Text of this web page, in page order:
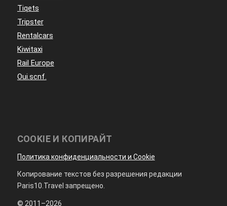
Tiqets
Tripster
Rentalcars
Kiwitaxi
Rail Europe
Oui.scnf.
COOKIE И КОПИРАЙТ
Политика конфиденциальности и Cookie
Копирование текстов без разрешения редакции
Paris10.Travel запрещено.
© 2011–2026